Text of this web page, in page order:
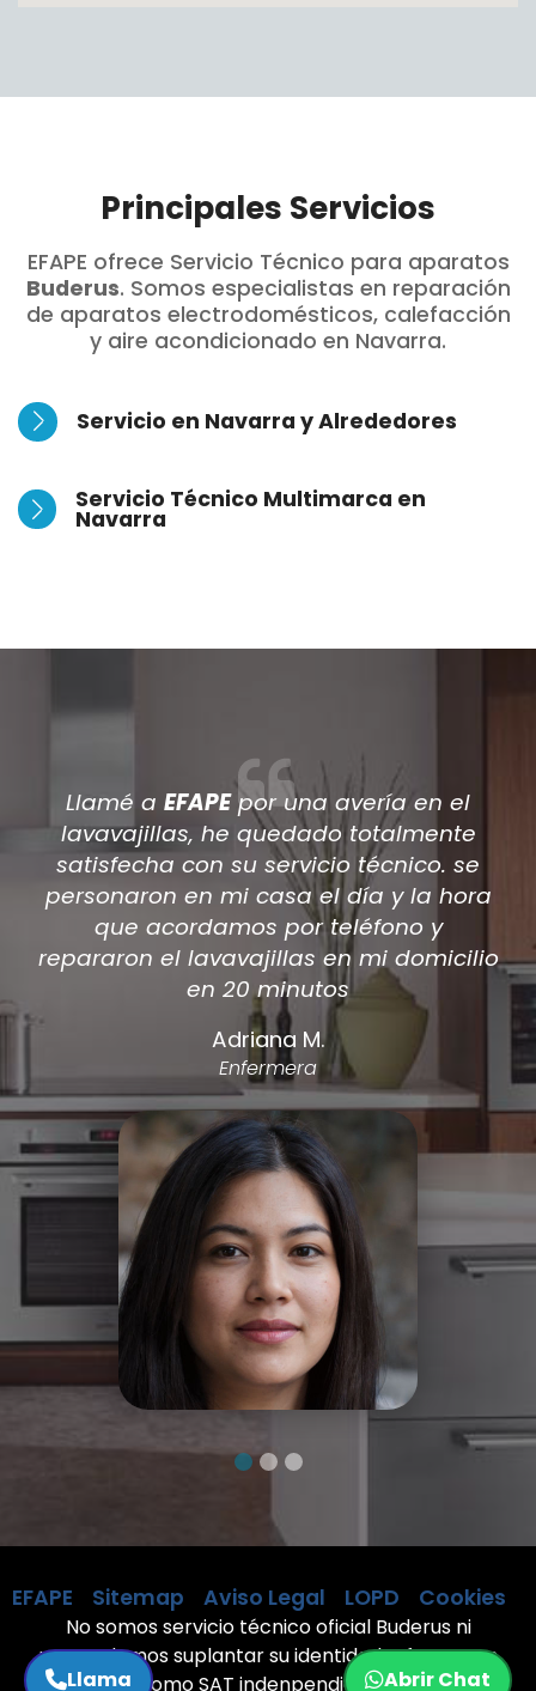
Principales Servicios
EFAPE ofrece Servicio Técnico para aparatos
Buderus. Somos especialistas en reparación
de aparatos electrodomésticos, calefacción
y aire acondicionado en Navarra.
Servicio en Navarra y Alrededores
Servicio Técnico Multimarca en
Navarra
Después de que varios técnicos
viniesen a casa a reparar mi aire
acondicionado encontré por internet a
EFAPE, han sido los únicos en dar una
solución a mi aire acondicionado.
acepté el prespuesto de la reparación y
ahora tengo el a/a como nuevo.
Antonio Silvente
Carpintero
EFAPE Sitemap Aviso Legal LOPD Cookies
No somos servicio técnico oficial Buderus ni
pretendemos suplantar su identidad. Ofrecemos
servicios como SAT indenpendiente a Buderus
Abrir Chat
Llama